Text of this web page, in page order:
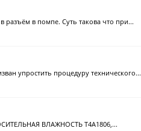
разъём в помпе. Суть такова что при...
упростить процедуру технического...
ВЛАЖНОСТЬ T4A1806,...